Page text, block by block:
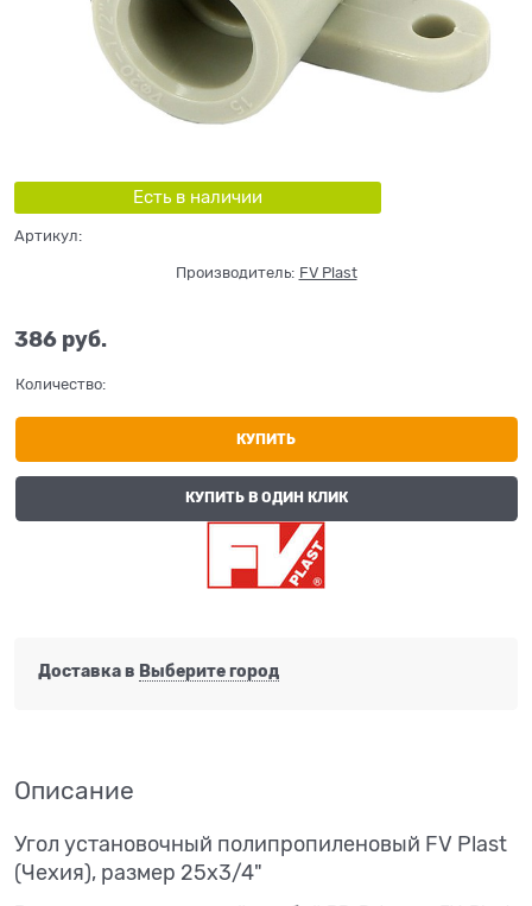
Есть в наличии
Артикул:
Производитель: FV Plast
386 руб.
Количество:
КУПИТЬ
КУПИТЬ В ОДИН КЛИК
Доставка в Выберите город
Описание
Угол установочный полипропиленовый FV Plast
(Чехия), размер 25х3/4"